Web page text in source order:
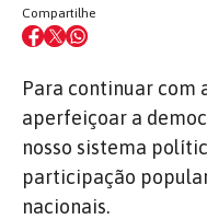
Compartilhe
Para continuar com
aperfeiçoar a
nosso sistema
participação
nacionais.